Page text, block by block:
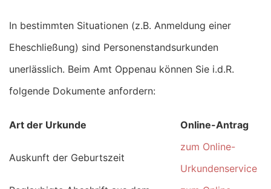
In bestimmten Situationen (z.B. Anmeldung einer
Eheschließung) sind Personenstandsurkunden
unerlässlich. Beim Amt Oppenau können Sie i.d.R.
folgende Dokumente anfordern:
Art der Urkunde Online-Antrag
Auskunft der Geburtszeit
zum Online-
Urkundenservice